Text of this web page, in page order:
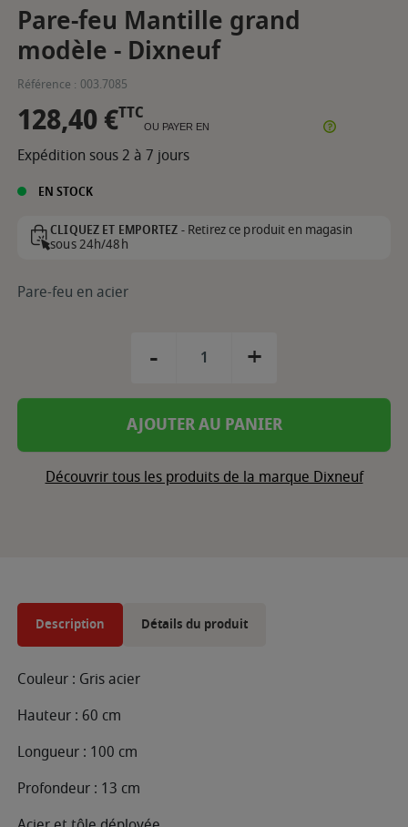
Pare-feu Mantille grand
modèle - Dixneuf
Référence : 003.7085
128,40 €TTC
OU PAYER EN
Expédition sous 2 à 7 jours
EN STOCK
CLIQUEZ ET EMPORTEZ -Retirez ce produit en magasin
sous 24h/48h
Pare-feu en acier
- +
AJOUTER AU PANIER
Découvrir tous les produits de la marque Dixneuf
Description Détails du produit
Couleur : Gris acier
Hauteur : 60 cm
Longueur : 100 cm
Profondeur : 13 cm